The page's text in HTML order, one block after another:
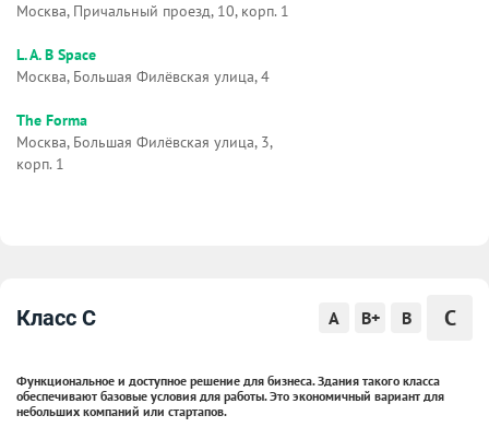
Москва, Причальный проезд, 10, корп. 1
L. A. B Space
Москва, Большая Филёвская улица, 4
The Forma
Москва, Большая Филёвская улица, 3,
корп. 1
Класс C A B+ B C
Функциональное и доступное решение для бизнеса. Здания такого класса
обеспечивают базовые условия для работы. Это экономичный вариант для
небольших компаний или стартапов.